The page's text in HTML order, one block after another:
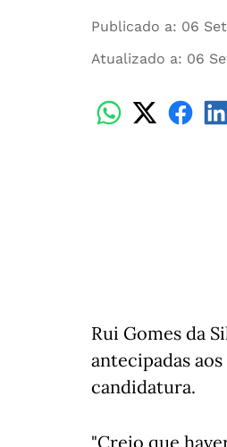
Publicado a: 06
Atualizado a: 06
Rui Gomes da
antecipadas
candidatura.
"Creio que